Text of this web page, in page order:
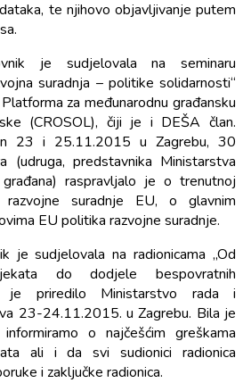
te njihovo objavljivanje putem
je sudjelovala na seminaru
suradnja – politike solidarnosti“
za međunarodnu građansku
(CROSOL), čiji je i DEŠA član.
23 i 25.11.2015 u Zagrebu, 30
(udruga, predstavnika Ministarstva
raspravljalo je o trenutnoj
suradnje EU, o glavnim
EU politika razvojne suradnje.
je sudjelovala na radionicama „Od
do dodjele bespovratnih
je priredilo Ministarstvo rada i
23-24.11.2015. u Zagrebu. Bila je
o najčešćim greškama
ali i da svi sudionici radionica
i zaključke radionica.